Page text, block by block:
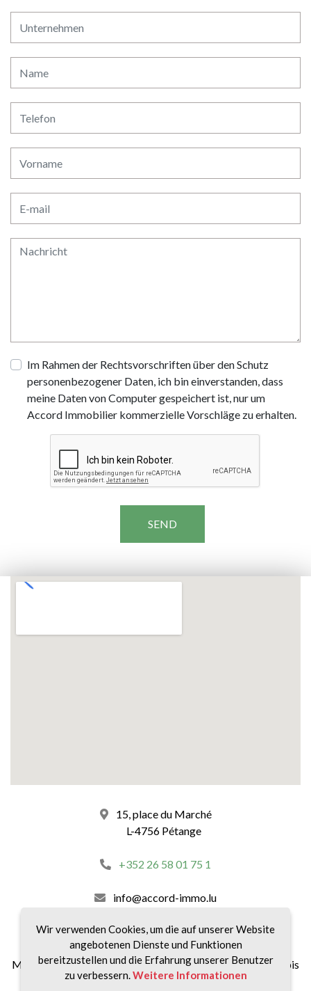
Im Rahmen der Rechtsvorschriften über den Schutz
personenbezogener Daten, ich bin einverstanden, dass
meine Daten von Computer gespeichert ist, nur um
Accord Immobilier kommerzielle Vorschläge zu erhalten.
15, place du Marché
L-4756 Pétange
+352 26 58 01 75 1
info@accord-immo.lu
unsere Zeitpläne :
Montag bis Freitag von 8:30 bis 12:00 Uhr und von 14:00 bis
18:30 Uhr
Wir verwenden Cookies, um die auf unserer Website
angebotenen Dienste und Funktionen
bereitzustellen und die Erfahrung unserer Benutzer
zu verbessern.Weitere Informationen